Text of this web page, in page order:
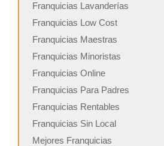
Franquicias Lavanderías
Franquicias Low Cost
Franquicias Maestras
Franquicias Minoristas
Franquicias Online
Franquicias Para Padres
Franquicias Rentables
Franquicias Sin Local
Mejores Franquicias